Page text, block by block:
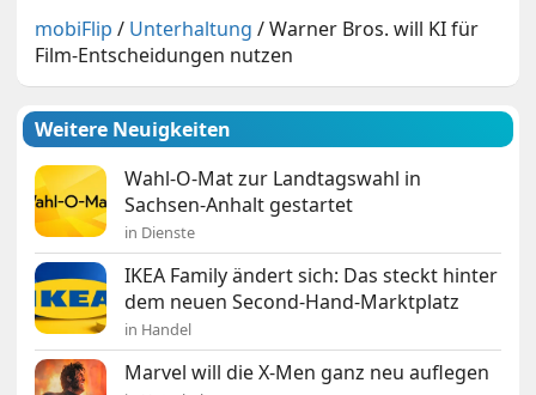
mobiFlip / Unterhaltung /Warner Bros. will KI für
Film-Entscheidungen nutzen
Weitere Neuigkeiten
Wahl-O-Mat zur Landtagswahl in
Sachsen-Anhalt gestartet
in Dienste
IKEA Family ändert sich: Das steckt hinter
dem neuen Second-Hand-Marktplatz
in Handel
Marvel will die X-Men ganz neu auflegen